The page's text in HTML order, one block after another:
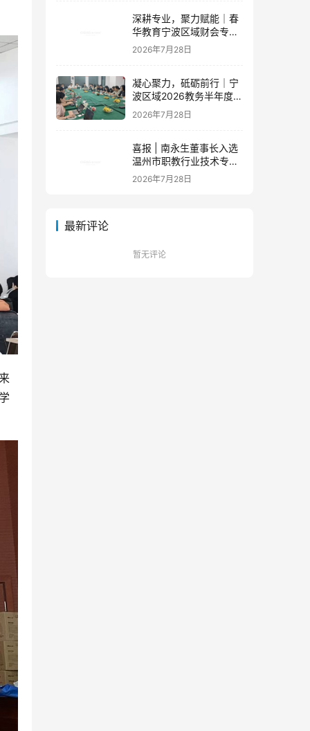
深耕专业，聚力赋能｜春
华教育宁波区域财会专项
落地培训即将开启！
2026年7月28日
凝心聚力，砥砺前行｜宁
波区域2026教务半年度工
作会议圆满落幕，学管团
队蓄力新征程
2026年7月28日
喜报 | 南永生董事长入选
温州市职教行业技术专家
库！
2026年7月28日
最新评论
暂无评论